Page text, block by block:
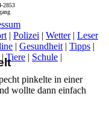
pinkelte in einer
wollte dann einfach
2853
| Polizei | Wetter| Leser
| Gesundheit | Tipps |
|Tiere | Schule |